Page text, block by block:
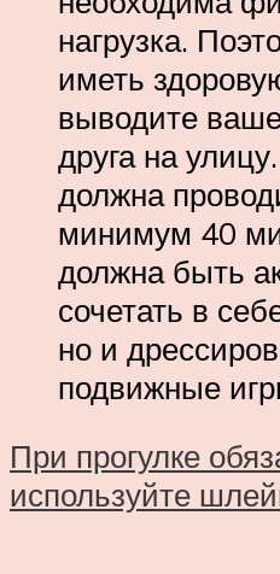
нагрузка.
иметь
выводите
друга на
должна
минимум 40
должна быть
сочетать в
но и
подвижные
При прогулке
используйте